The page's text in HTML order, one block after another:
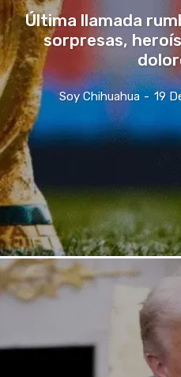
Última llamada
sorpresas,
Soy Chihuahua - 19